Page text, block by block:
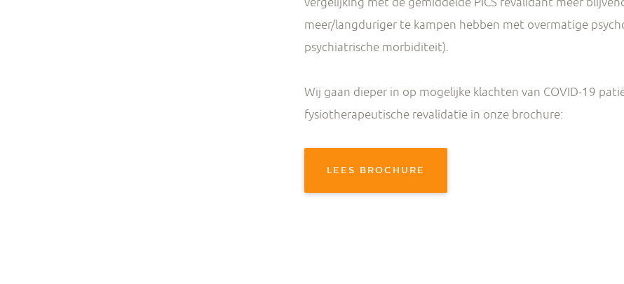
meer/langduriger te kampen hebben met overmatige
psychiatrische morbiditeit).
Wij gaan dieper in op mogelijke klachten van COVID-19
fysiotherapeutische revalidatie in onze brochure:
LEES BROCHURE